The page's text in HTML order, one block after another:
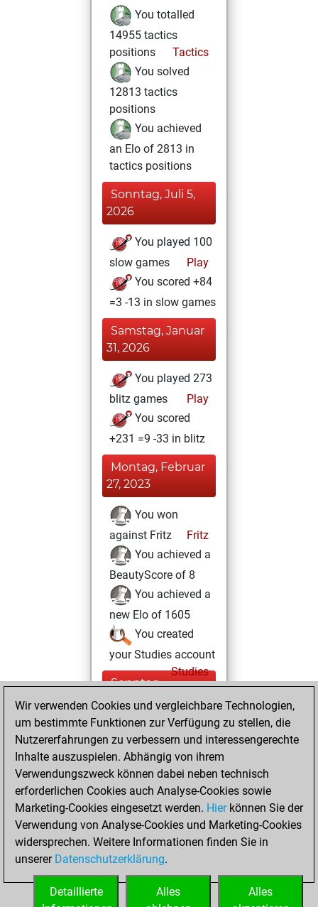
You totalled
14955 tactics
positions
Tactics
You solved
12813 tactics
positions
You achieved
an Elo of 2813 in
tactics positions
Sonntag, Juli 5,
2026
You played 100
slow games
Play
You scored +84
=3 -13 in slow games
Samstag, Januar
31, 2026
You played 273
blitz games
Play
You scored
+231 =9 -33 in blitz
Montag, Februar
27, 2023
You won
against Fritz
Fritz
You achieved a
BeautyScore of 8
You achieved a
new Elo of 1605
You created
your Studies account
Studies
Sonntag,
Februar 26, 2023
You created
your Fritz account
Fritz
Dienstag,
August 19, 2014
You played 24
bullet games
Play
You scored +19
=2 -3 in bullet
Wir verwenden Cookies und vergleichbare Technologien,
um bestimmte Funktionen zur Verfügung zu stellen, die
Nutzererfahrungen zu verbessern und interessengerechte
Inhalte auszuspielen. Abhängig von ihrem
Verwendungszweck können dabei neben technisch
erforderlichen Cookies auch Analyse-Cookies sowie
Marketing-Cookies eingesetzt werden. Hierkönnen Sie der
Verwendung von Analyse-Cookies und Marketing-Cookies
widersprechen. Weitere Informationen finden Sie in
unserer Datenschutzerklärung.
Alles
Alles
Detaillierte